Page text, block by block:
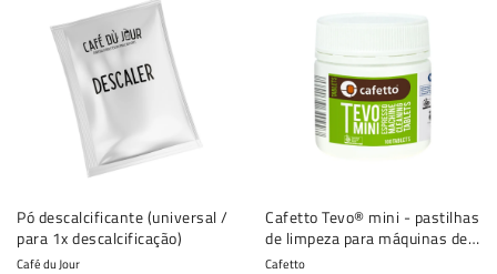
Pó descalcificante (universal /
para 1x descalcificação)
Café du Jour
Cafetto Tevo® mini - pastilhas
de limpeza para máquinas de
café (1,5 g) - 100 unidades
Cafetto